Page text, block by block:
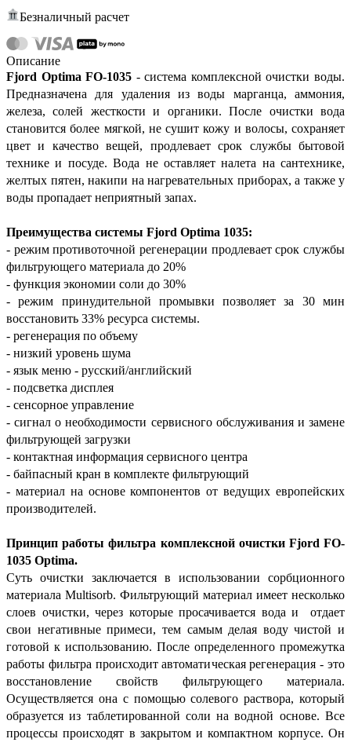
Безналичный расчет
Описание
Fjord Optima FO-1035 - система комплексной очистки воды.
Предназначена для удаления из воды марганца, аммония,
железа, солей жесткости и органики. После очистки вода
становится более мягкой, не сушит кожу и волосы, сохраняет
цвет и качество вещей, продлевает срок службы бытовой
технике и посуде. Вода не оставляет налета на сантехнике,
желтых пятен, накипи на нагревательных приборах, а также у
воды пропадает неприятный запах.
Преимущества системы Fjord Optima 1035:
- режим противоточной регенерации продлевает срок службы
фильтрующего материала до 20%
- функция экономии соли до 30%
- режим принудительной промывки позволяет за 30 мин
восстановить 33% ресурса системы.
- регенерация по объему
- низкий уровень шума
- язык меню - русский/английский
- подсветка дисплея
- сенсорное управление
- сигнал о необходимости сервисного обслуживания и замене
фильтрующей загрузки
- контактная информация сервисного центра
- байпасный кран в комплекте фильтрующий
- материал на основе компонентов от ведущих европейских
производителей.
Принцип работы фильтра комплексной очистки Fjord FO-
1035 Optima.
Суть очистки заключается в использовании сорбционного
материала Multisorb. Фильтрующий материал имеет несколько
слоев очистки, через которые просачивается вода и отдает
свои негативные примеси, тем самым делая воду чистой и
готовой к использованию. После определенного промежутка
работы фильтра происходит автоматическая регенерация - это
восстановление свойств фильтрующего материала.
Осуществляется она с помощью солевого раствора, который
образуется из таблетированной соли на водной основе. Все
процессы происходят в закрытом и компактном корпусе. Он